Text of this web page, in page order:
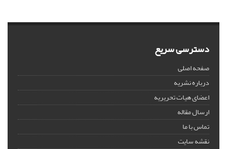
دسترسی سریع
صفحه اصلی
درباره نشریه
اعضای هیات تحریریه
ارسال مقاله
تماس با ما
نقشه سایت